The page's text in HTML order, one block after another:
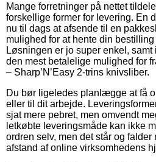
Mange forretninger på nettet
forskellige former for levering. En
nu til dags at afsende til en
mulighed for at hente din
Løsningen er jo super enkel,
den mest betalelige mulighed for
– Sharp’N’Easy 2-trins knivsliber.
Du bør ligeledes planlægge at få
eller til dit arbejde.
sjat mere pebret, men omvendt
letkøbte leveringsmåde kan ikke
ordren selv, men det står og falder
afstand af online virksomhedens